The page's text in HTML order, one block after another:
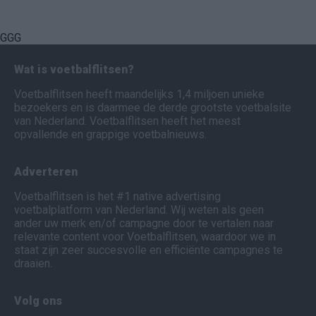
GGG
Wat is voetbalflitsen?
Voetbalflitsen heeft maandelijks 1,4 miljoen unieke
bezoekers en is daarmee de derde grootste voetbalsite
van Nederland. Voetbalflitsen heeft het meest
opvallende en grappige voetbalnieuws.
Adverteren
Voetbalflitsen is het #1 native advertising
voetbalplatform van Nederland. Wij weten als geen
ander uw merk en/of campagne door te vertalen naar
relevante content voor Voetbalflitsen, waardoor we in
staat zijn zeer succesvolle en efficiënte campagnes te
draaien.
Volg ons